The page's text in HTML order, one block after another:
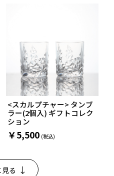
<スカルプチャー> タンブ
ラー(2個入) ギフトコレク
ション
￥5,500
る